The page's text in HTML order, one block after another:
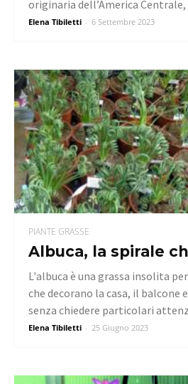
Elena Tibiletti - 6 Settembre 2023
originaria dell’America Centrale,
PIANTE GRASSE
Albuca, la spirale
Elena Tibiletti - 25 Giugno 2023
L'albuca è una grassa insolita
che decorano la casa, il balcone
senza chiedere particolari